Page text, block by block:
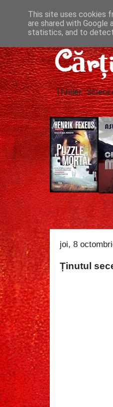
Thriller,
joi, 8
Ținutul
This site uses cookies
are shared with
statistics, and to detect